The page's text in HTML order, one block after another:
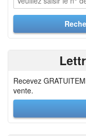
Recevez
vente.